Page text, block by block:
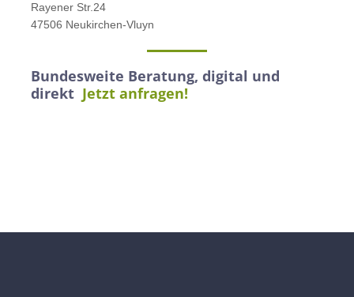
Rayener Str.24
47506 Neukirchen-Vluyn
Bundesweite Beratung, digital und
direkt Jetzt anfragen!